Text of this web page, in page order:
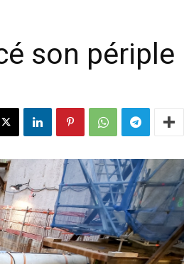
son périple